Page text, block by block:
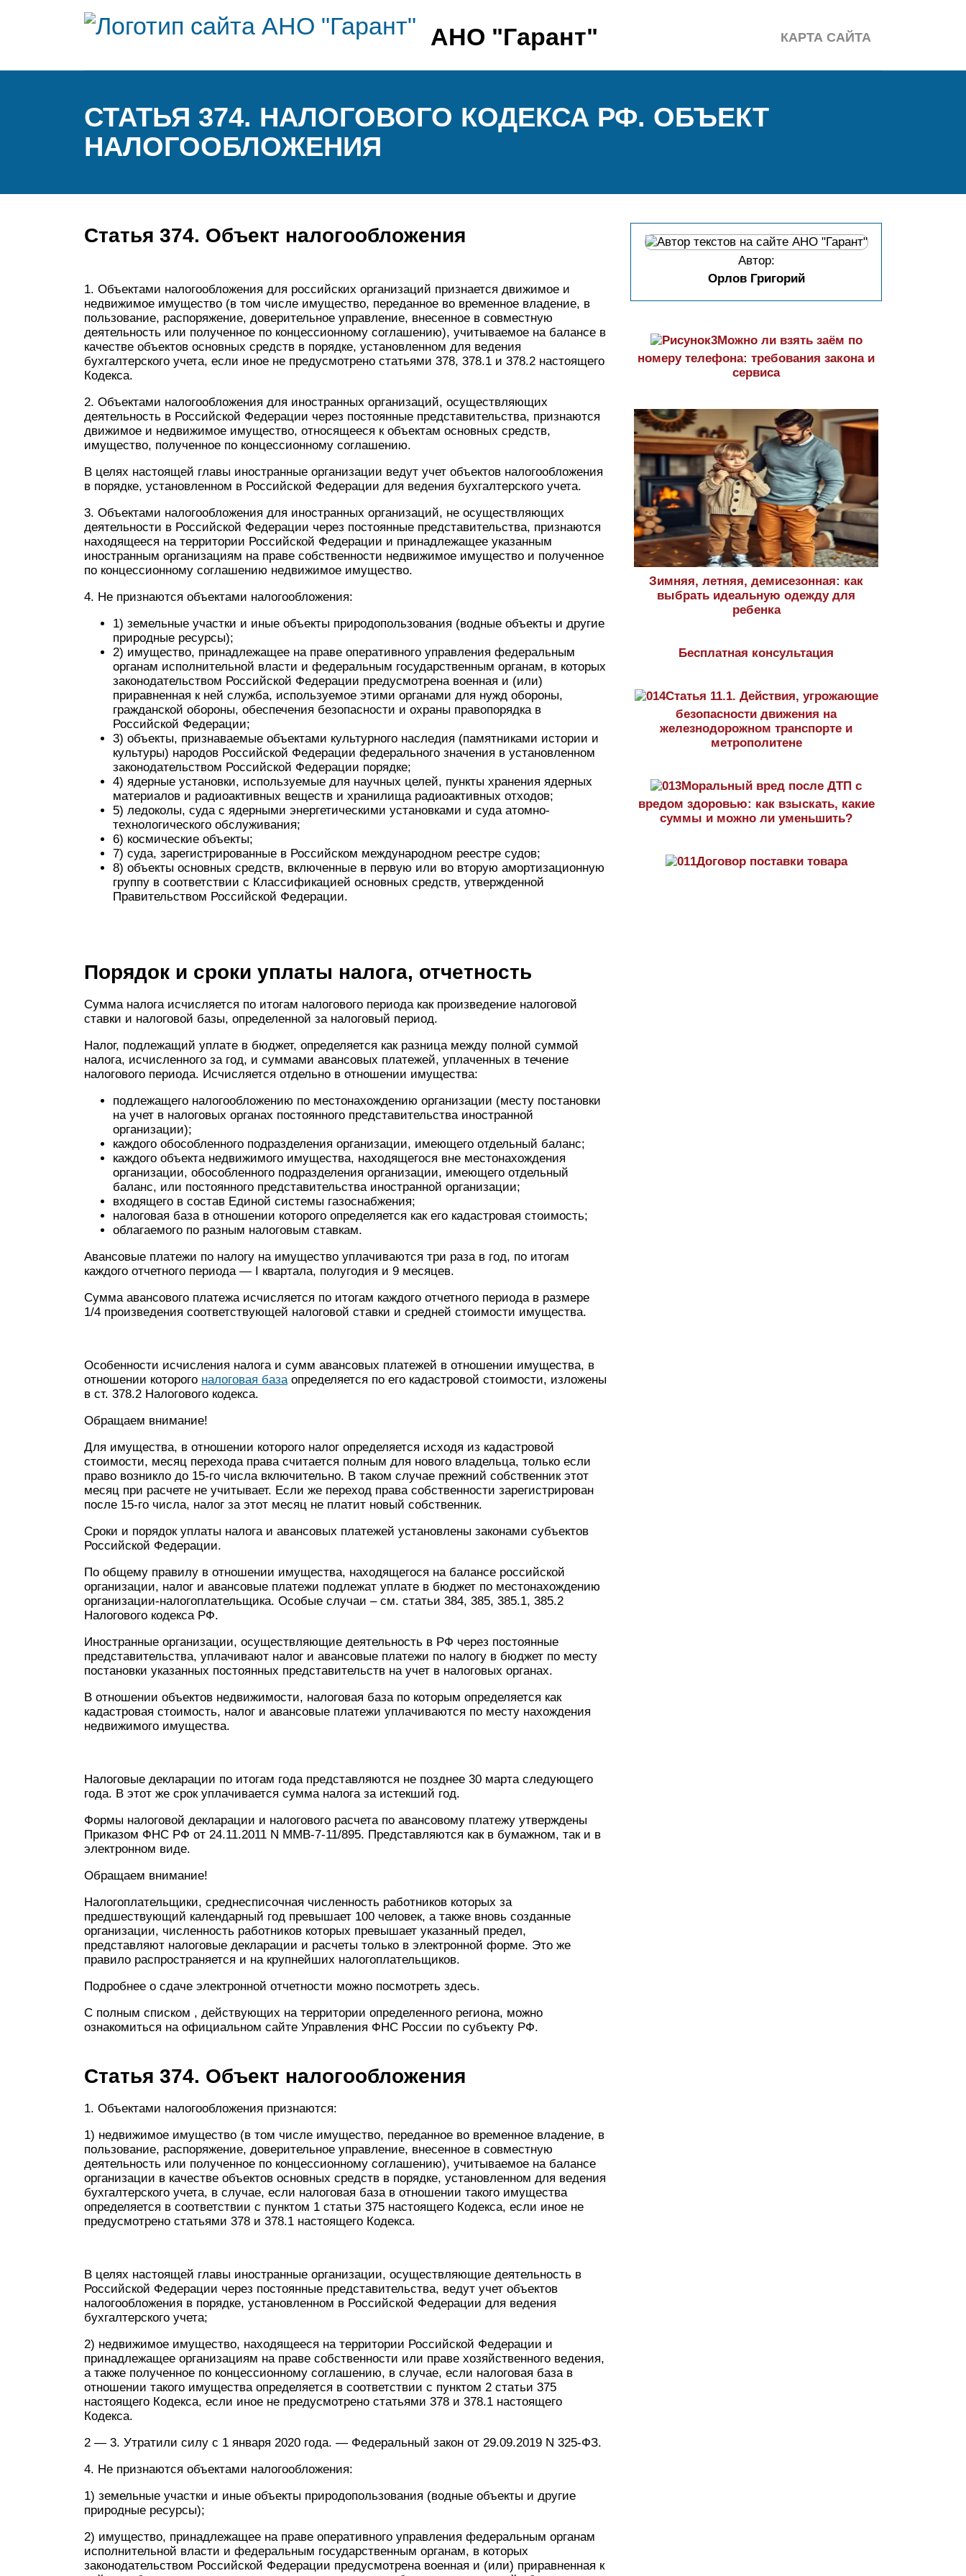
АНО "Гарант" КАРТА САЙТА
СТАТЬЯ 374. НАЛОГОВОГО КОДЕКСА РФ. ОБЪЕКТ
НАЛОГООБЛОЖЕНИЯ
Статья 374. Объект налогообложения
1. Объектами налогообложения для российских организаций признается движимое и
недвижимое имущество (в том числе имущество, переданное во временное владение, в
пользование, распоряжение, доверительное управление, внесенное в совместную
деятельность или полученное по концессионному соглашению), учитываемое на балансе в
качестве объектов основных средств в порядке, установленном для ведения
бухгалтерского учета, если иное не предусмотрено статьями 378, 378.1 и 378.2 настоящего
Кодекса.
2. Объектами налогообложения для иностранных организаций, осуществляющих
деятельность в Российской Федерации через постоянные представительства, признаются
движимое и недвижимое имущество, относящееся к объектам основных средств,
имущество, полученное по концессионному соглашению.
В целях настоящей главы иностранные организации ведут учет объектов налогообложения
в порядке, установленном в Российской Федерации для ведения бухгалтерского учета.
3. Объектами налогообложения для иностранных организаций, не осуществляющих
деятельности в Российской Федерации через постоянные представительства, признаются
находящееся на территории Российской Федерации и принадлежащее указанным
иностранным организациям на праве собственности недвижимое имущество и полученное
по концессионному соглашению недвижимое имущество.
4. Не признаются объектами налогообложения:
1) земельные участки и иные объекты природопользования (водные объекты и другие
природные ресурсы);
2) имущество, принадлежащее на праве оперативного управления федеральным
органам исполнительной власти и федеральным государственным органам, в которых
законодательством Российской Федерации предусмотрена военная и (или)
приравненная к ней служба, используемое этими органами для нужд обороны,
гражданской обороны, обеспечения безопасности и охраны правопорядка в
Российской Федерации;
3) объекты, признаваемые объектами культурного наследия (памятниками истории и
культуры) народов Российской Федерации федерального значения в установленном
законодательством Российской Федерации порядке;
4) ядерные установки, используемые для научных целей, пункты хранения ядерных
материалов и радиоактивных веществ и хранилища радиоактивных отходов;
5) ледоколы, суда с ядерными энергетическими установками и суда атомно-
технологического обслуживания;
6) космические объекты;
7) суда, зарегистрированные в Российском международном реестре судов;
8) объекты основных средств, включенные в первую или во вторую амортизационную
группу в соответствии с Классификацией основных средств, утвержденной
Правительством Российской Федерации.
Порядок и сроки уплаты налога, отчетность
Сумма налога исчисляется по итогам налогового периода как произведение налоговой
ставки и налоговой базы, определенной за налоговый период.
Налог, подлежащий уплате в бюджет, определяется как разница между полной суммой
налога, исчисленного за год, и суммами авансовых платежей, уплаченных в течение
налогового периода. Исчисляется отдельно в отношении имущества:
подлежащего налогообложению по местонахождению организации (месту постановки
на учет в налоговых органах постоянного представительства иностранной
организации);
каждого обособленного подразделения организации, имеющего отдельный баланс;
каждого объекта недвижимого имущества, находящегося вне местонахождения
организации, обособленного подразделения организации, имеющего отдельный
баланс, или постоянного представительства иностранной организации;
входящего в состав Единой системы газоснабжения;
налоговая база в отношении которого определяется как его кадастровая стоимость;
облагаемого по разным налоговым ставкам.
Авансовые платежи по налогу на имущество уплачиваются три раза в год, по итогам
каждого отчетного периода — I квартала, полугодия и 9 месяцев.
Сумма авансового платежа исчисляется по итогам каждого отчетного периода в размере
1/4 произведения соответствующей налоговой ставки и средней стоимости имущества.
Особенности исчисления налога и сумм авансовых платежей в отношении имущества, в
отношении которого налоговая базаопределяется по его кадастровой стоимости, изложены
в ст. 378.2 Налогового кодекса.
Обращаем внимание!
Для имущества, в отношении которого налог определяется исходя из кадастровой
стоимости, месяц перехода права считается полным для нового владельца, только если
право возникло до 15-го числа включительно. В таком случае прежний собственник этот
месяц при расчете не учитывает. Если же переход права собственности зарегистрирован
после 15-го числа, налог за этот месяц не платит новый собственник.
Сроки и порядок уплаты налога и авансовых платежей установлены законами субъектов
Российской Федерации.
По общему правилу в отношении имущества, находящегося на балансе российской
организации, налог и авансовые платежи подлежат уплате в бюджет по местонахождению
организации-налогоплательщика. Особые случаи – см. статьи 384, 385, 385.1, 385.2
Налогового кодекса РФ.
Иностранные организации, осуществляющие деятельность в РФ через постоянные
представительства, уплачивают налог и авансовые платежи по налогу в бюджет по месту
постановки указанных постоянных представительств на учет в налоговых органах.
В отношении объектов недвижимости, налоговая база по которым определяется как
кадастровая стоимость, налог и авансовые платежи уплачиваются по месту нахождения
недвижимого имущества.
Налоговые декларации по итогам года представляются не позднее 30 марта следующего
года. В этот же срок уплачивается сумма налога за истекший год.
Формы налоговой декларации и налогового расчета по авансовому платежу утверждены
Приказом ФНС РФ от 24.11.2011 N ММВ-7-11/895. Представляются как в бумажном, так и в
электронном виде.
Обращаем внимание!
Налогоплательщики, среднесписочная численность работников которых за
предшествующий календарный год превышает 100 человек, а также вновь созданные
организации, численность работников которых превышает указанный предел,
представляют налоговые декларации и расчеты только в электронной форме. Это же
правило распространяется и на крупнейших налогоплательщиков.
Подробнее о сдаче электронной отчетности можно посмотреть здесь.
С полным списком , действующих на территории определенного региона, можно
ознакомиться на официальном сайте Управления ФНС России по субъекту РФ.
Статья 374. Объект налогообложения
1. Объектами налогообложения признаются:
1) недвижимое имущество (в том числе имущество, переданное во временное владение, в
пользование, распоряжение, доверительное управление, внесенное в совместную
деятельность или полученное по концессионному соглашению), учитываемое на балансе
организации в качестве объектов основных средств в порядке, установленном для ведения
бухгалтерского учета, в случае, если налоговая база в отношении такого имущества
определяется в соответствии с пунктом 1 статьи 375 настоящего Кодекса, если иное не
предусмотрено статьями 378 и 378.1 настоящего Кодекса.
В целях настоящей главы иностранные организации, осуществляющие деятельность в
Российской Федерации через постоянные представительства, ведут учет объектов
налогообложения в порядке, установленном в Российской Федерации для ведения
бухгалтерского учета;
2) недвижимое имущество, находящееся на территории Российской Федерации и
принадлежащее организациям на праве собственности или праве хозяйственного ведения,
а также полученное по концессионному соглашению, в случае, если налоговая база в
отношении такого имущества определяется в соответствии с пунктом 2 статьи 375
настоящего Кодекса, если иное не предусмотрено статьями 378 и 378.1 настоящего
Кодекса.
2 — 3. Утратили силу с 1 января 2020 года. — Федеральный закон от 29.09.2019 N 325-ФЗ.
4. Не признаются объектами налогообложения:
1) земельные участки и иные объекты природопользования (водные объекты и другие
природные ресурсы);
2) имущество, принадлежащее на праве оперативного управления федеральным органам
исполнительной власти и федеральным государственным органам, в которых
законодательством Российской Федерации предусмотрена военная и (или) приравненная к
Автор:
Орлов Григорий
Можно ли взять заём по
номеру телефона: требования закона и
сервиса
Зимняя, летняя, демисезонная: как
выбрать идеальную одежду для
ребенка
Бесплатная консультация
Статья 11.1. Действия, угрожающие
безопасности движения на
железнодорожном транспорте и
метрополитене
Моральный вред после ДТП с
вредом здоровью: как взыскать, какие
суммы и можно ли уменьшить?
Договор поставки товара